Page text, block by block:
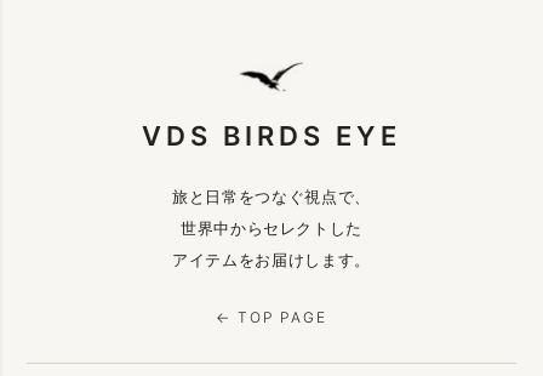
VDS BIRDS EYE
旅と日常をつなぐ視点で、
世界中からセレクトした
アイテムをお届けします。
← TOP PAGE